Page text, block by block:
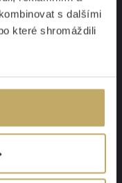
s dalšími
které shromáždili